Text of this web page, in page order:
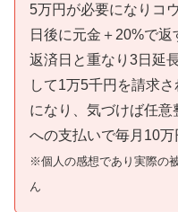
5万円が必要になりコ
日後に元金＋20%で
返済日と重なり3日延
して1万5千円を請求
になり、気づけば任
への支払いで毎月10万
※個人の感想であり実際の
ん